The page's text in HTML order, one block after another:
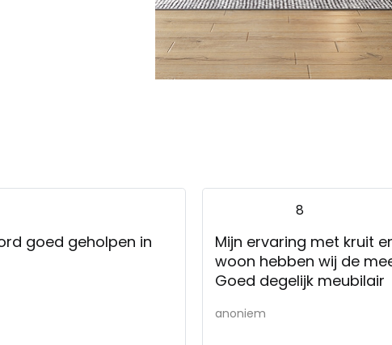
goed geholpen in
8
Mijn ervaring met kruit
woon hebben wij de
Goed degelijk meubilair
anoniem